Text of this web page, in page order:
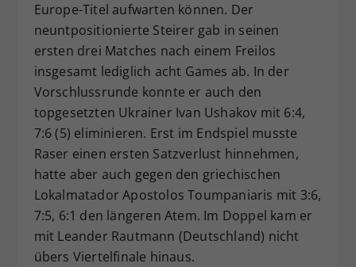
Europe-Titel aufwarten können. Der
neuntpositionierte Steirer gab in seinen
ersten drei Matches nach einem Freilos
insgesamt lediglich acht Games ab. In der
Vorschlussrunde konnte er auch den
topgesetzten Ukrainer Ivan Ushakov mit 6:4,
7:6 (5) eliminieren. Erst im Endspiel musste
Raser einen ersten Satzverlust hinnehmen,
hatte aber auch gegen den griechischen
Lokalmatador Apostolos Toumpaniaris mit 3:6,
7:5, 6:1 den längeren Atem. Im Doppel kam er
mit Leander Rautmann (Deutschland) nicht
übers Viertelfinale hinaus.